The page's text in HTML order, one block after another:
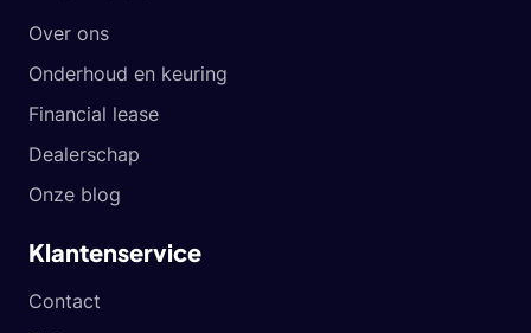
Over ons
Onderhoud en keuring
Financial lease
Dealerschap
Onze blog
Klantenservice
Contact